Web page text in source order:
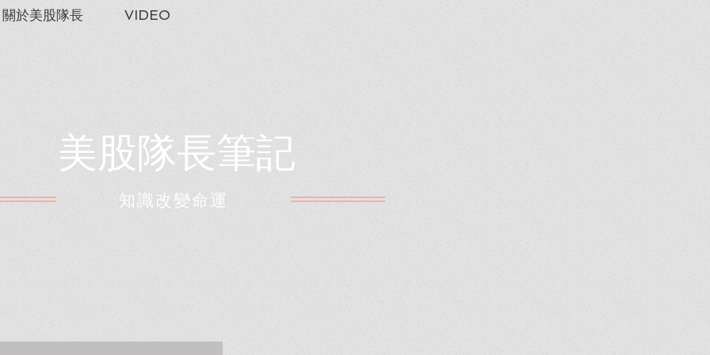
關於美股隊長 VIDEO
美股隊長筆記
​知識改變命運